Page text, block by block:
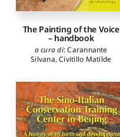
The Painting of the Voice
– handbook
a cura di:Carannante
Silvana,Civitillo Matilde